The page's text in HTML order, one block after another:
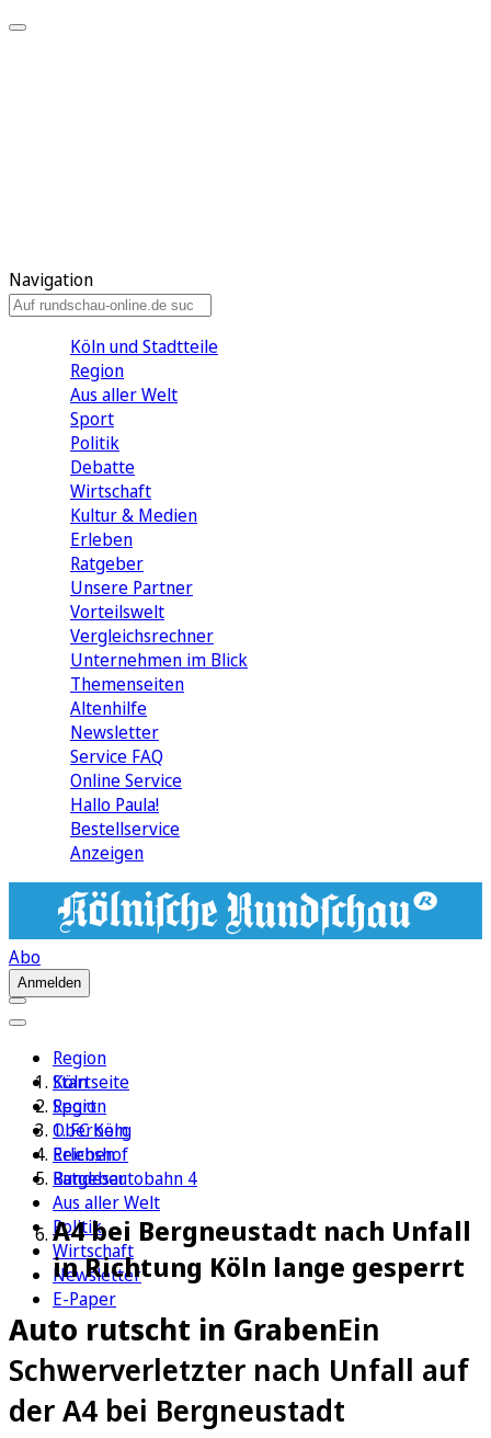
Navigation
Köln und Stadtteile
Region
Aus aller Welt
Sport
Politik
Debatte
Wirtschaft
Kultur & Medien
Erleben
Ratgeber
Unsere Partner
Vorteilswelt
Vergleichsrechner
Unternehmen im Blick
Themenseiten
Altenhilfe
Newsletter
Service FAQ
Online Service
Hallo Paula!
Bestellservice
Anzeigen
Abo
Anmelden
Region
Köln
Sport
1. FC Köln
Erleben
Ratgeber
Aus aller Welt
Politik
Wirtschaft
Newsletter
E-Paper
Startseite
Region
Oberberg
Reichshof
Bundesautobahn 4
A4 bei Bergneustadt nach Unfall
in Richtung Köln lange gesperrt
Auto rutscht in GrabenEin
Schwerverletzter nach Unfall auf
der A4 bei Bergneustadt